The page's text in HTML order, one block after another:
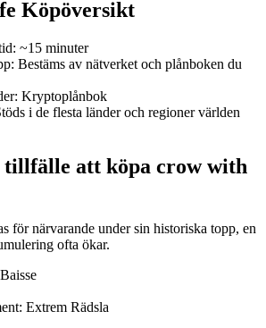
valuta, ädelmetaller och råvaror
Köpöversikt
: ~15 minuter
: Bestäms av nätverket och plånboken du
: Kryptoplånbok
i de flesta länder och regioner världen
att köpa crow with
för närvarande under sin historiska topp, en
ofta ökar.
Baisse
: Extrem Rädsla